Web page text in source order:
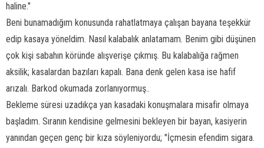
haline."
Beni bunamadığım konusunda rahatlatmaya çalışan bayana teşekkür
edip kasaya yöneldim. Nasıl kalabalık anlatamam. Benim gibi düşünen
çok kişi sabahın köründe alışverişe çıkmış. Bu kalabalığa rağmen
aksilik; kasalardan bazıları kapalı. Bana denk gelen kasa ise hafif
arızalı. Barkod okumada zorlanıyormuş..
Bekleme süresi uzadıkça yan kasadaki konuşmalara misafir olmaya
başladım. Sıranın kendisine gelmesini bekleyen bir bayan, kasiyerin
yanından geçen genç bir kıza söyleniyordu; "İçmesin efendim sigara.